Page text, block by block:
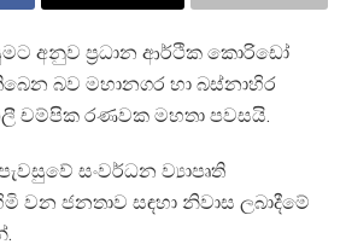
අනුව ප්‍රධාන ආර්ථික කොරිඩෝ
බව මහානගර හා බස්නාහිර
චම්පික රණවක මහතා පවසයි.
සංවර්ධන ව්‍යාපෘති
වන ජනතාව සඳහා නිවාස ලබාදීමේ